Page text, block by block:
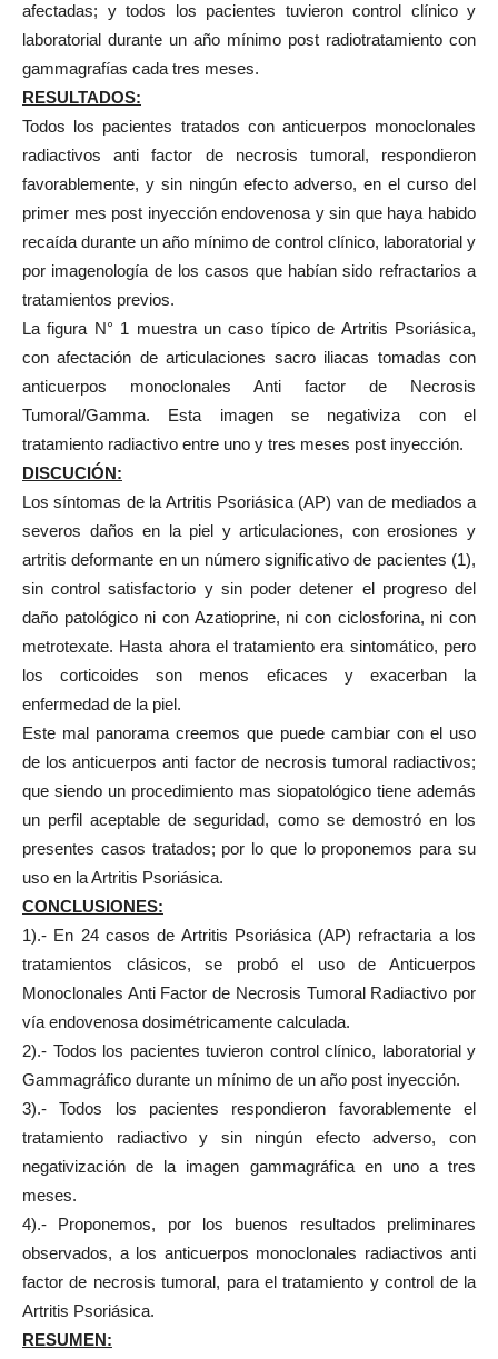
afectadas; y todos los pacientes tuvieron control clínico y
laboratorial durante un año mínimo post radiotratamiento con
gammagrafías cada tres meses.
RESULTADOS:
Todos los pacientes tratados con anticuerpos monoclonales
radiactivos anti factor de necrosis tumoral, respondieron
favorablemente, y sin ningún efecto adverso, en el curso del
primer mes post inyección endovenosa y sin que haya habido
recaída durante un año mínimo de control clínico, laboratorial y
por imagenología de los casos que habían sido refractarios a
tratamientos previos.
La figura N° 1 muestra un caso típico de Artritis Psoriásica,
con afectación de articulaciones sacro iliacas tomadas con
anticuerpos monoclonales Anti factor de Necrosis
Tumoral/Gamma. Esta imagen se negativiza con el
tratamiento radiactivo entre uno y tres meses post inyección.
DISCUCIÓN:
Los síntomas de la Artritis Psoriásica (AP) van de mediados a
severos daños en la piel y articulaciones, con erosiones y
artritis deformante en un número significativo de pacientes (1),
sin control satisfactorio y sin poder detener el progreso del
daño patológico ni con Azatioprine, ni con ciclosforina, ni con
metrotexate. Hasta ahora el tratamiento era sintomático, pero
los corticoides son menos eficaces y exacerban la
enfermedad de la piel.
Este mal panorama creemos que puede cambiar con el uso
de los anticuerpos anti factor de necrosis tumoral radiactivos;
que siendo un procedimiento mas siopatológico tiene además
un perfil aceptable de seguridad, como se demostró en los
presentes casos tratados; por lo que lo proponemos para su
uso en la Artritis Psoriásica.
CONCLUSIONES:
1).- En 24 casos de Artritis Psoriásica (AP) refractaria a los
tratamientos clásicos, se probó el uso de Anticuerpos
Monoclonales Anti Factor de Necrosis Tumoral Radiactivo por
vía endovenosa dosimétricamente calculada.
2).- Todos los pacientes tuvieron control clínico, laboratorial y
Gammagráfico durante un mínimo de un año post inyección.
3).- Todos los pacientes respondieron favorablemente el
tratamiento radiactivo y sin ningún efecto adverso, con
negativización de la imagen gammagráfica en uno a tres
meses.
4).- Proponemos, por los buenos resultados preliminares
observados, a los anticuerpos monoclonales radiactivos anti
factor de necrosis tumoral, para el tratamiento y control de la
Artritis Psoriásica.
RESUMEN: